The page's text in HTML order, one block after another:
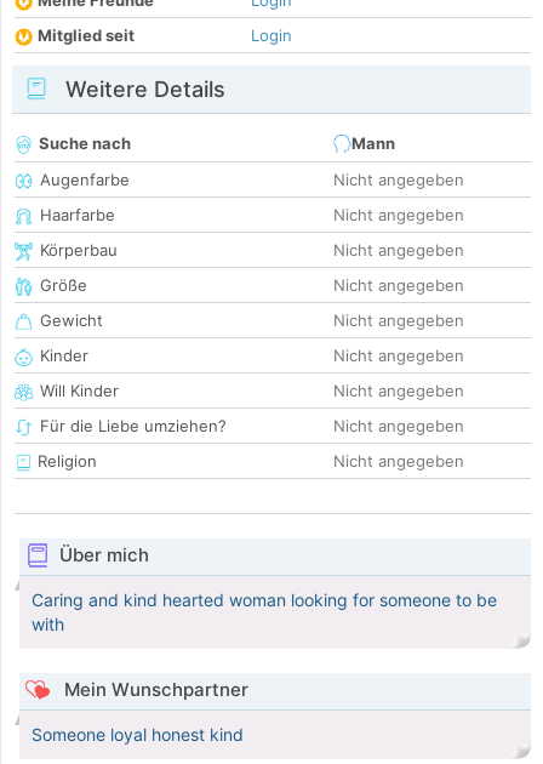
Mitglied seit
Login
Weitere Details
Suche nach
Mann
Augenfarbe
Nicht angegeben
Haarfarbe
Nicht angegeben
Körperbau
Nicht angegeben
Größe
Nicht angegeben
Gewicht
Nicht angegeben
Kinder
Nicht angegeben
Will Kinder
Nicht angegeben
Für die Liebe umziehen?
Nicht angegeben
Religion
Nicht angegeben
Über mich
Caring and kind hearted woman looking for someone to be
with
Mein Wunschpartner
Someone loyal honest kind